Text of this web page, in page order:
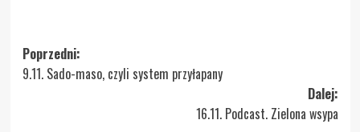
Zobacz
wpisy
Poprzedni:
9.11. Sado-maso, czyli system przyłapany
Dalej:
16.11. Podcast. Zielona wsypa